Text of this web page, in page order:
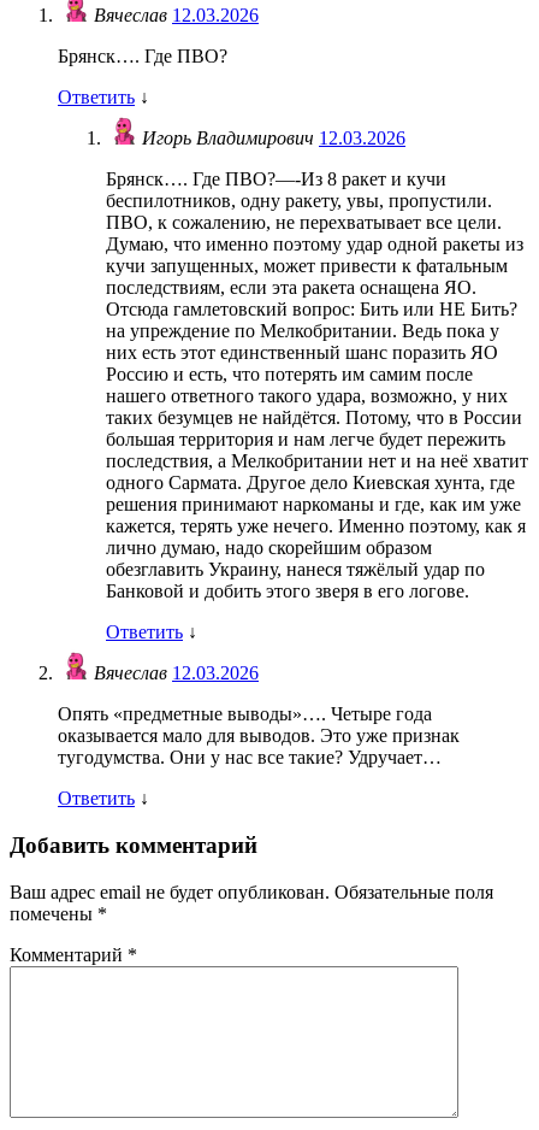
Вячеслав 12.03.2026
Брянск…. Где ПВО?
Ответить ↓
Игорь Владимирович 12.03.2026
Брянск…. Где ПВО?—-Из 8 ракет и кучи
беспилотников, одну ракету, увы, пропустили.
ПВО, к сожалению, не перехватывает все цели.
Думаю, что именно поэтому удар одной ракеты из
кучи запущенных, может привести к фатальным
последствиям, если эта ракета оснащена ЯО.
Отсюда гамлетовский вопрос: Бить или НЕ Бить?
на упреждение по Мелкобритании. Ведь пока у
них есть этот единственный шанс поразить ЯО
Россию и есть, что потерять им самим после
нашего ответного такого удара, возможно, у них
таких безумцев не найдётся. Потому, что в России
большая территория и нам легче будет пережить
последствия, а Мелкобритании нет и на неё хватит
одного Сармата. Другое дело Киевская хунта, где
решения принимают наркоманы и где, как им уже
кажется, терять уже нечего. Именно поэтому, как я
лично думаю, надо скорейшим образом
обезглавить Украину, нанеся тяжёлый удар по
Банковой и добить этого зверя в его логове.
Ответить ↓
Вячеслав 12.03.2026
Опять «предметные выводы»…. Четыре года
оказывается мало для выводов. Это уже признак
тугодумства. Они у нас все такие? Удручает…
Ответить ↓
Добавить комментарий
Ваш адрес email не будет опубликован. Обязательные поля
помечены *
Комментарий *